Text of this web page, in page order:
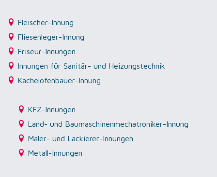
Fleischer-Innung
Fliesenleger-Innung
Friseur-Innungen
Innungen für Sanitär- und Heizungstechnik
Kachelofenbauer-Innung
KFZ-Innungen
Land- und Baumaschinenmechatroniker-Innung
Maler- und Lackierer-Innungen
Metall-Innungen